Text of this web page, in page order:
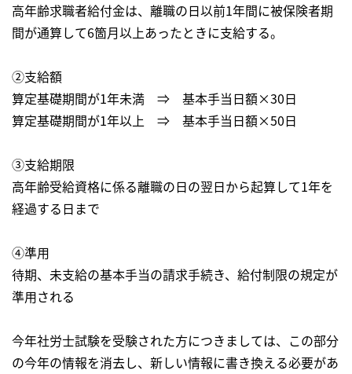
高年齢求職者給付金は、離職の日以前1年間に被保険者期
間が通算して6箇月以上あったときに支給する。
②支給額
算定基礎期間が1年未満 ⇒ 基本手当日額×30日
算定基礎期間が1年以上 ⇒ 基本手当日額×50日
③支給期限
高年齢受給資格に係る離職の日の翌日から起算して1年を
経過する日まで
④準用
待期、未支給の基本手当の請求手続き、給付制限の規定が
準用される
今年社労士試験を受験された方につきましては、この部分
の今年の情報を消去し、新しい情報に書き換える必要があ